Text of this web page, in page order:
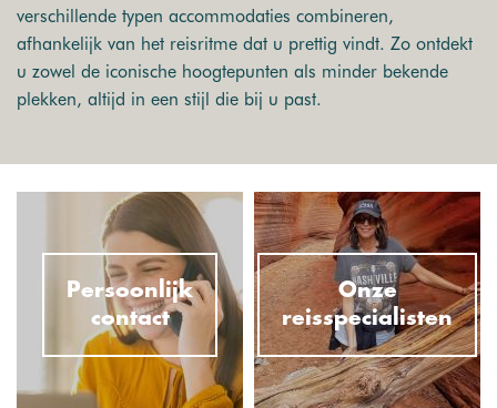
verschillende typen accommodaties combineren,
afhankelijk van het reisritme dat u prettig vindt. Zo ontdekt
u zowel de iconische hoogtepunten als minder bekende
plekken, altijd in een stijl die bij u past.
Persoonlijk
contact
Onze
reisspecialisten